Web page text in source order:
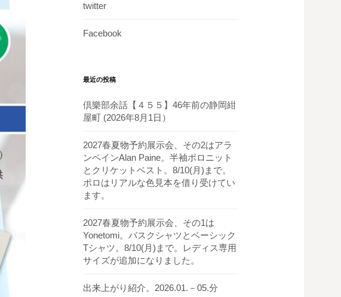
twitter
Facebook
最近の投稿
倶樂部余話【４５５】46年前の静岡紺
屋町 (2026年8月1日）
2027春夏物予約展示会、その2はアラ
ンペインAlan Paine。半袖ポロニット
とクリケットベスト。8/10(月)まで。
ポロはリアルな色見本を借り受けてい
ます。
2027春夏物予約展示会、その1は
Yonetomi。バスクシャツとベーシック
Tシャツ。8/10(月)まで。レディス専用
サイズが追加になりました。
出来上がり紹介。2026.01.－05.分